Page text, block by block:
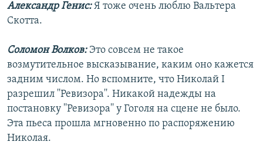
Александр Генис:Я тоже очень люблю Вальтера
Скотта.
Соломон Волков:Это совсем не такое
возмутительное высказывание, каким оно кажется
задним числом. Но вспомните, что Николай I
разрешил ''Ревизора''. Никакой надежды на
постановку ''Ревизора'' у Гоголя на сцене не было.
Эта пьеса прошла мгновенно по распоряжению
Николая.